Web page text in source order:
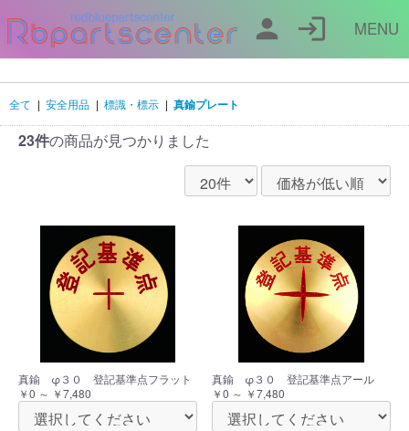
person login MENU
全て | 安全用品 | 標識・標示 | 真鍮プレート
23件の商品が見つかりました
真鍮 φ３０ 登記基準点フラット
￥0 ～ ￥7,480
真鍮 φ３０ 登記基準点アール
￥0 ～ ￥7,480